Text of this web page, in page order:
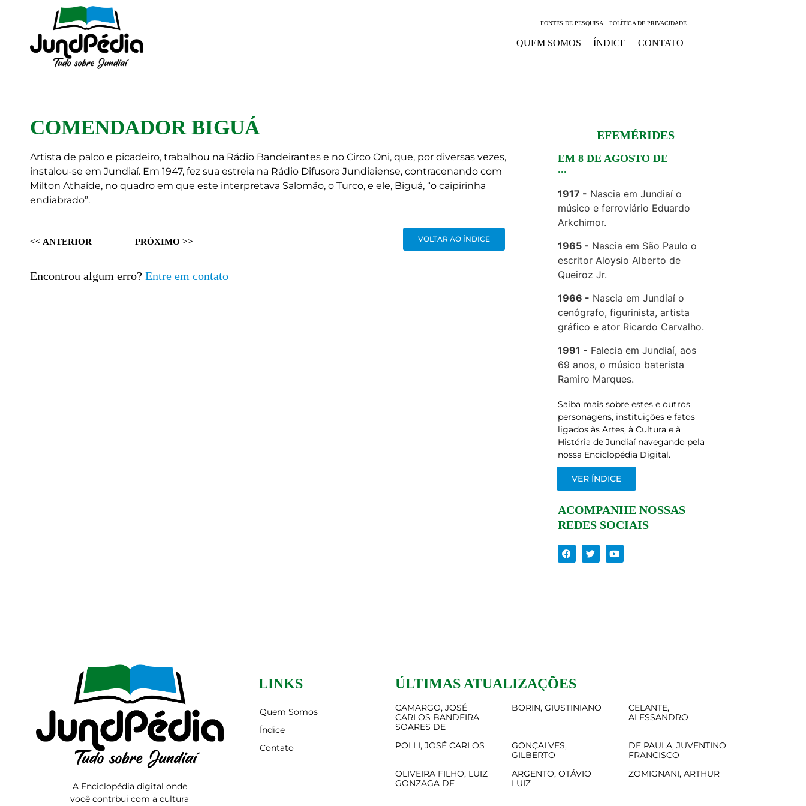
FONTES DE PESQUISA POLÍTICA DE PRIVACIDADE
QUEM SOMOS ÍNDICE CONTATO
COMENDADOR BIGUÁ
Artista de palco e picadeiro, trabalhou na Rádio Bandeirantes e no Circo Oni, que, por diversas vezes,
instalou-se em Jundiaí. Em 1947, fez sua estreia na Rádio Difusora Jundiaiense, contracenando com
Milton Athaíde, no quadro em que este interpretava Salomão, o Turco, e ele, Biguá, “o caipirinha
endiabrado”.
<< ANTERIOR PRÓXIMO >> VOLTAR AO ÍNDICE
Encontrou algum erro? Entre em contato
EFEMÉRIDES
EM 8 DE AGOSTO DE
...
1917
Nascia em Jundiaí o
músico e ferroviário Eduardo
Arkchimor.
1965
Nascia em São Paulo o
escritor Aloysio Alberto de
Queiroz Jr.
1966
Nascia em Jundiaí o
cenógrafo, figurinista, artista
gráfico e ator Ricardo Carvalho.
1991
Falecia em Jundiaí, aos
69 anos, o músico baterista
Ramiro Marques.
Saiba mais sobre estes e outros
personagens, instituições e fatos
ligados às Artes, à Cultura e à
História de Jundiaí navegando pela
nossa Enciclopédia Digital.
VER ÍNDICE
ACOMPANHE NOSSAS
REDES SOCIAIS
A Enciclopédia digital onde
você contrbui com a cultura
LINKS
Quem Somos
Índice
Contato
ÚLTIMAS ATUALIZAÇÕES
CAMARGO, JOSÉ
CARLOS BANDEIRA
SOARES DE
BORIN, GIUSTINIANO
CELANTE,
ALESSANDRO
POLLI, JOSÉ CARLOS
GONÇALVES,
GILBERTO
DE PAULA, JUVENTINO
FRANCISCO
OLIVEIRA FILHO, LUIZ
GONZAGA DE
ARGENTO, OTÁVIO
LUIZ
ZOMIGNANI, ARTHUR